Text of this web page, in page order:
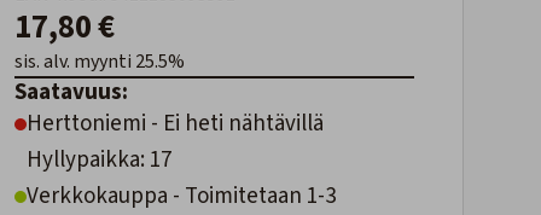
17,80 €
sis. alv. myynti 25.5%
Saatavuus:
Herttoniemi - Ei heti nähtävillä
Hyllypaikka: 17
Verkkokauppa - Toimitetaan 1-3